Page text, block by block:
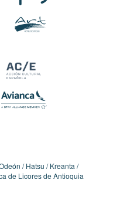
Hatsu
Kreanta
de Licores de Antioquia